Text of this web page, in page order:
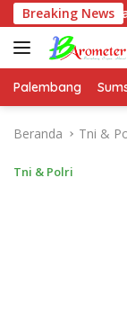
Langsung
ke
konten
Breaking News
Tindak
Palembang
Beranda Tni &
Tni & Polri